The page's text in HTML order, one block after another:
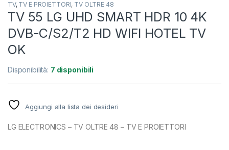
TV, TV E PROIETTORI, TV OLTRE 48
TV 55 LG UHD SMART HDR 10 4K
DVB-C/S2/T2 HD WIFI HOTEL TV
OK
Disponibilità: 7 disponibili
Aggiungi alla lista dei desideri
LG ELECTRONICS – TV OLTRE 48 – TV E PROIETTORI